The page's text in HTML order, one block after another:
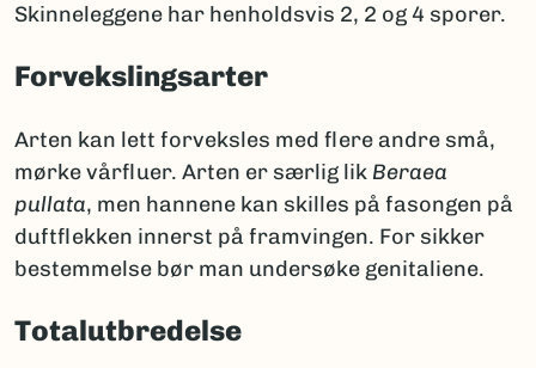
Skinneleggene har henholdsvis 2, 2 og 4 sporer.
Forvekslingsarter
Arten kan lett forveksles med flere andre små,
mørke vårfluer. Arten er særlig lik Beraea
pullata, men hannene kan skilles på fasongen på
duftflekken innerst på framvingen. For sikker
bestemmelse bør man undersøke genitaliene.
Totalutbredelse